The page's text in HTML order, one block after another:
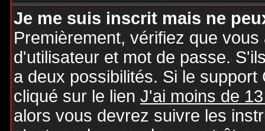
Je me suis inscrit mais ne
Premièrement, vérifiez que
d'utilisateur et mot de passe.
a deux possibilités. Si le
cliqué sur le lienJ'ai moins de
alors vous devrez suivre les